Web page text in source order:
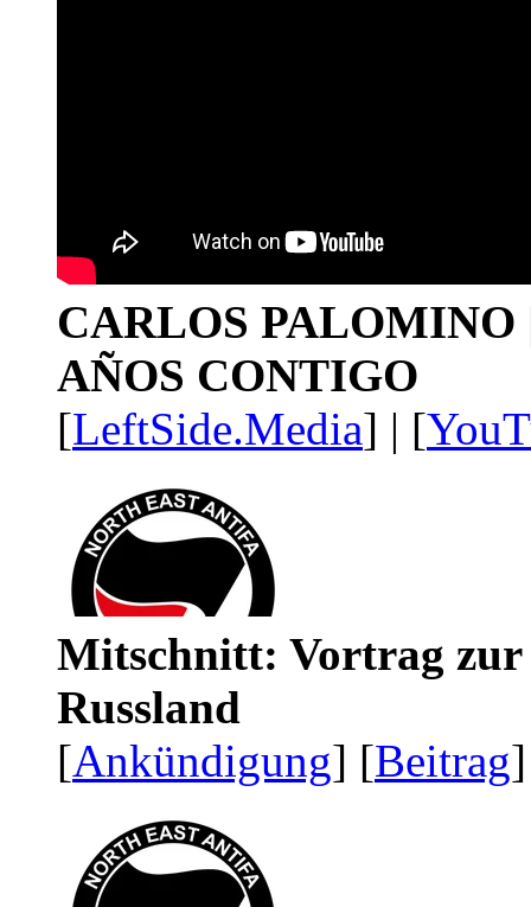
CARLOS PALOMINO
AÑOS CONTIGO
[LeftSide.Media] | [
Mitschnitt: Vortrag zur
Russland
[Ankündigung] [Beitrag